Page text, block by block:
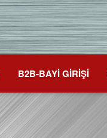
B2B-BAYİ GİRİŞİ